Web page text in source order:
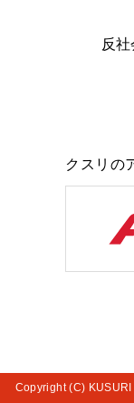
反
クスリの
Copyright (C)